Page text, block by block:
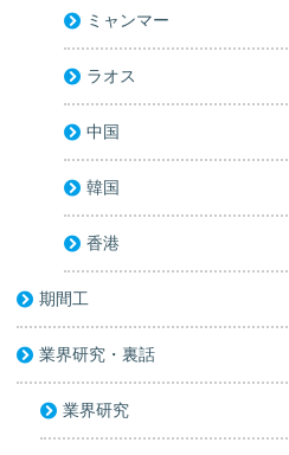
ミャンマー
ラオス
中国
韓国
香港
期間工
業界研究・裏話
業界研究